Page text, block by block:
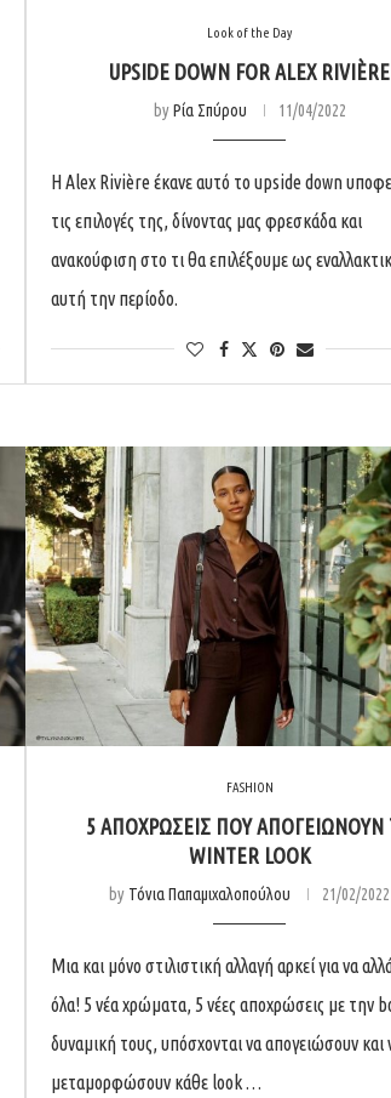
Look of the Day
UPSIDE DOWN FOR ALEX RIVIÈRE
byΡία Σπύρου 11/04/2022
H Alex Rivière έκανε αυτό το upside down
τις επιλογές της, δίνοντας μας φρεσκάδα και
ανακούφιση στο τι θα επιλέξουμε ως
αυτή την περίοδο.
FASHION
5 ΑΠΟΧΡΏΣΕΙΣ ΠΟΥ ΑΠΟΓΕΙΏΝΟΥΝ
WINTER LOOK
by Τόνια Παπαμιχαλοπούλου 21/02/2022
Μια και μόνο στιλιστική αλλαγή αρκεί για να
όλα! 5 νέα χρώματα, 5 νέες αποχρώσεις με την
δυναμική τους, υπόσχονται να απογειώσουν και
μεταμορφώσουν κάθε look …